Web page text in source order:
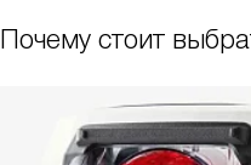
Почему стоит